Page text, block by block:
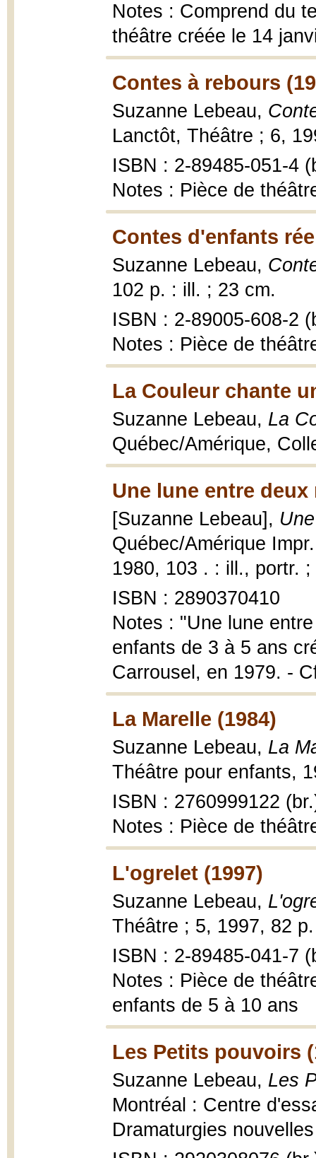
Notes : Comprend du
théâtre créée le 14
Contes à rebours
Suzanne Lebeau,
Lanctôt, Théâtre ; 6,
ISBN : 2-89485-051-4
Notes : Pièce de
Contes d'enfants
Suzanne Lebeau,
102 p. : ill. ; 23 cm.
ISBN : 2-89005-608-2
Notes : Pièce de
La Couleur chante
Suzanne Lebeau, La
Québec/Amérique,
Une lune entre deux
[Suzanne Lebeau],
Québec/Amérique
1980, 103 . : ill., portr.
ISBN : 2890370410
Notes : "Une lune
enfants de 3 à 5 ans
Carrousel, en 1979. -
La Marelle (1984)
Suzanne Lebeau, La
Théâtre pour enfants,
ISBN : 2760999122
Notes : Pièce de
L'ogrelet (1997)
Suzanne Lebeau,
Théâtre ; 5, 1997, 82
ISBN : 2-89485-041-7
Notes : Pièce de
enfants de 5 à 10 ans
Les Petits pouvoirs
Suzanne Lebeau, Les
Montréal : Centre
Dramaturgies